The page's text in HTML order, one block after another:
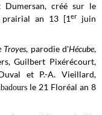
Dumersan, créé sur le
prairial an 13 [1er
juin
Troyes, parodie d'Hécube,
Guilbert Pixérécourt,
et P.-A. Vieillard,
le 21 Floréal an 8